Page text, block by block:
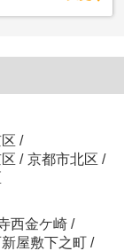
/
/ 京都市北区 /
西金ケ崎 /
屋敷下之町 /